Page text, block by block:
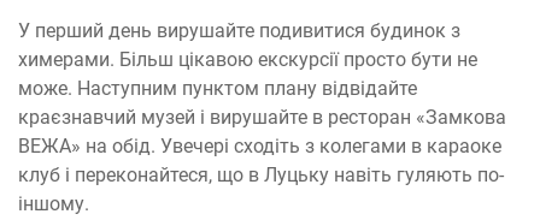
У перший день вирушайте подивитися будинок з
химерами. Більш цікавою екскурсії просто бути не
може. Наступним пунктом плану відвідайте
краєзнавчий музей і вирушайте в ресторан «Замкова
ВЕЖА» на обід. Увечері сходіть з колегами в караоке
клуб і переконайтеся, що в Луцьку навіть гуляють по-
іншому.